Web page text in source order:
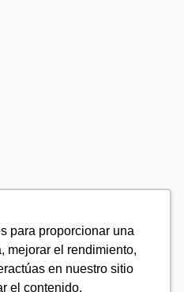
para proporcionar una
mejorar el rendimiento,
en nuestro sitio
el contenido.